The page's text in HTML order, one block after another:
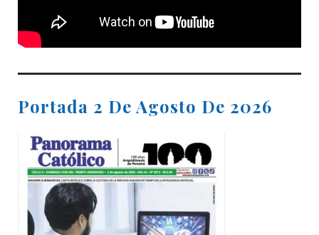
Portada 2 De Agosto De 2026